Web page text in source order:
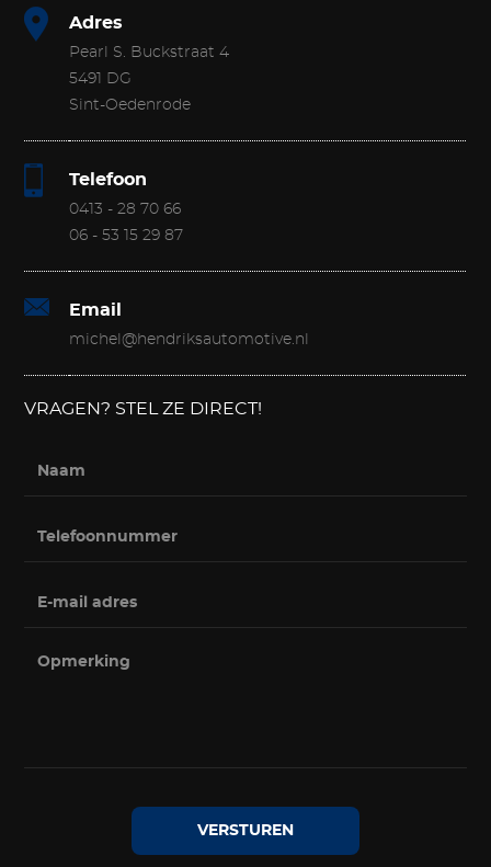
Adres
Pearl S. Buckstraat 4
5491 DG
Sint-Oedenrode
Telefoon
0413 - 28 70 66
06 - 53 15 29 87
Email
michel@hendriksautomotive.nl
VRAGEN? STEL ZE DIRECT!
VERSTUREN